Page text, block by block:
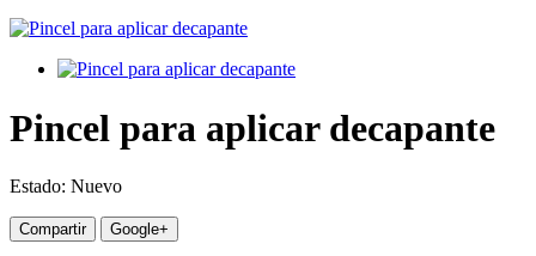
Pincel para aplicar decapante
Estado: Nuevo
Compartir Google+